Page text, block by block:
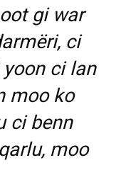
gi war
ci
ci lan
moo ko
ci benn
moo